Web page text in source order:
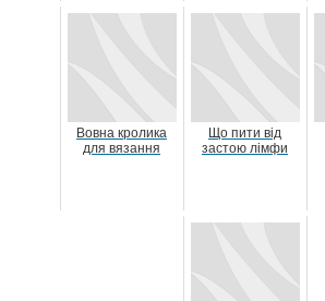
Вовна кролика
для вязання
Що пити від
застою лімфи